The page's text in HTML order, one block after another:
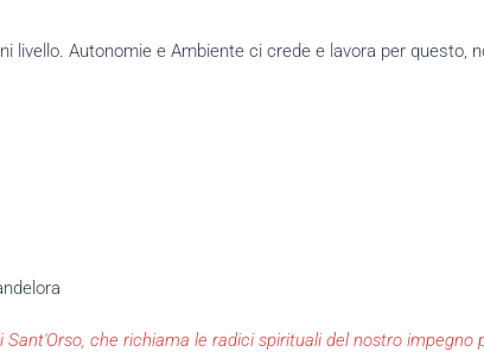
livello. Autonomie e Ambiente ci crede e lavora per questo,
che richiama le radici spirituali del nostro impegno